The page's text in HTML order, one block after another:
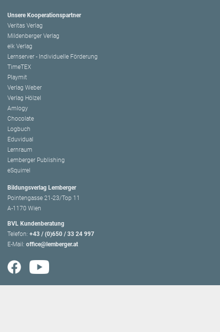
Unsere Kooperationspartner
Veritas Verlag
Mildenberger Verlag
elk Verlag
Lernserver - Individuelle Förderung
TimeTEX
Playmit
Verlag Weber
Verlag Hölzel
Amlogy
Chocolate
Logbuch
Eduvidual
Lernraum
Lemberger Publishing
eSquirrel
Bildungsverlag Lemberger
Pointengasse 21-23/Top 11
A-1170 Wien
BVL Kundenberatung
Telefon: +43 / (0)650 / 33 24 997
E-Mail: office@lemberger.at